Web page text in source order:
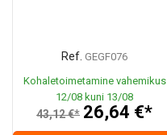
Ref. GEGF076
Kohaletoimetamine vahemikus
12/08 kuni 13/08
43,12 €* 26,64 €*